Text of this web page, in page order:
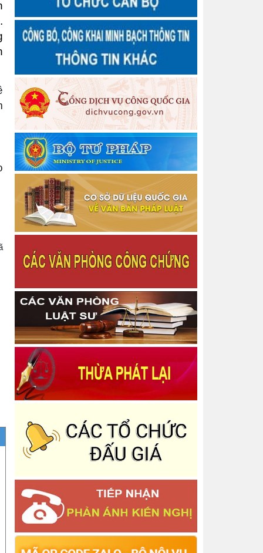
.
sự hành nghề công chứng
Thông báo Chấm dứt tập sự hành nghề công
chứng
Quyết định số 3458/QĐ-BTP Về việc công bố dữ
liệu hộ tịch và hướng dẫn kết nối, khai thác sử dụng
Thông báo về chiêu sinh Lớp bồi dưỡng nghiệp vụ
Thừa phát lại năm 2026
Thông báo Về việc thu hồi thẻ công chứng viên
Thông báo Về việc thu hồi thẻ công chứng viên
Thông báo cấp lại Giấy đăng ký hoạt động cho
Văn phòng công chứng
Thông báo cấp lại Giấy đăng ký hoạt động cho
Văn phòng công chứng
Thông báo cấp lại Giấy đăng ký hoạt động cho
Công ty Luật TNHH Nguyễn Ngọc Anh và Cộng sự
Thông báo Quyết định Đăng ký tập sự hành nghề
công chứng
Danh sách người thực hiện trợ giúp pháp lý tại
Nguyên
Thông báo Quyết định Chấm dứt tập sự hành
nghề công chứng
Công bố danh mục thủ tục hành chính được sửa
đổi, bổ sung trong lĩnh vực bồi thường nhà nước
Thông báo Về việc thu hồi thẻ công chứng viên
Thông báo niêm yết thông báo về việc tiếp nhận
Công chứng văn bản phân chia di sản
Thông báo Quyết định công bố công khai dự toán
Ngân sách Nhà nước năm 2025 - Phòng Công
chứng Số 2
Thông báo Quyết định Công nhận hoàn thành tập
sự hành nghề công chứng
công chứng
Thông báo Về việc phân công lịch trực nghỉ tết
Dương lịch năm 2026 và các ngày thứ bảy, chủ
nhật
tài sản công năm 2025
Thông báo Báo cáo tình hình thực hiện cơ chế tự
chủ, tự chịu trách nhiệm theo Nghị định số
Thông báo Danh sách người thực hiện trợ giúp
thông báo cấp lại Giấy đăng ký hoạt động Công ty